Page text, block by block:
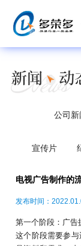
公司新
宣传片
电视广告制作的
发布时间：
第一个阶段：广告
这个阶段需要参